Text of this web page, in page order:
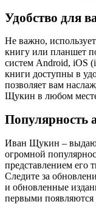
Удобство для
Не важно,
книгу или планшет
систем Android, iOS
книги доступны в
позволяет вам
Щукин в любом
Популярность
Иван Щукин –
огромной
представлением его
Следите за
и обновленные
первыми появляются